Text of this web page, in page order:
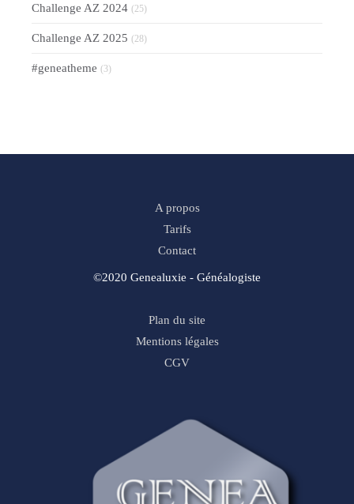
Challenge AZ 2024 (25)
Challenge AZ 2025 (28)
#geneatheme (3)
A propos
Tarifs
Contact
©2020 Genealuxie - Généalogiste
Plan du site
Mentions légales
CGV